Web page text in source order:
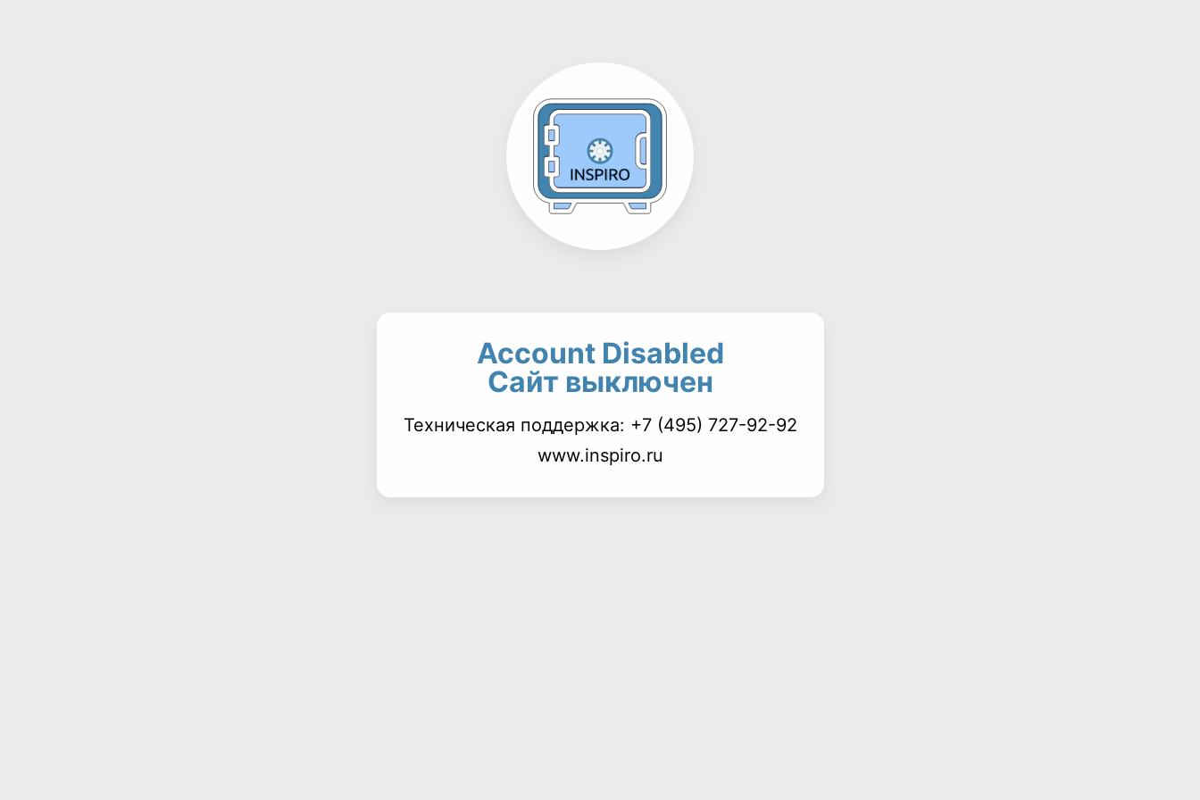
Account Disabled
Сайт выключен
Техническая поддержка: +7 (495) 727-92-92
www.inspiro.ru